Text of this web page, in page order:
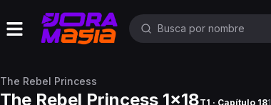
The Rebel Princess
The Rebel Princess 1x18T1 · Capítulo 18